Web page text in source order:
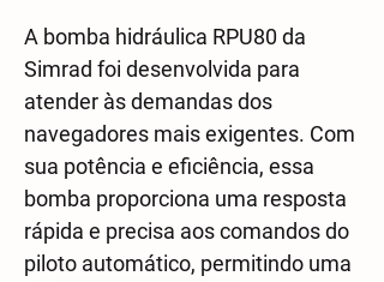
A bomba hidráulica RPU80 da
Simrad foi desenvolvida para
atender às demandas dos
navegadores mais exigentes. Com
sua potência e eficiência, essa
bomba proporciona uma resposta
rápida e precisa aos comandos do
piloto automático, permitindo uma